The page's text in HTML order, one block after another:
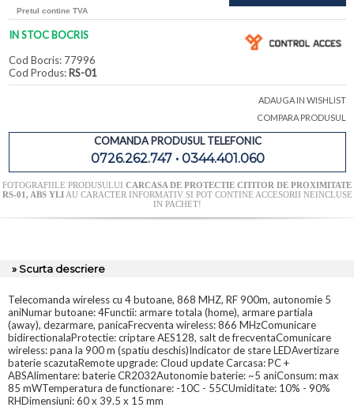
Pretul contine TVA
IN STOC BOCRIS
Cod Bocris: 77996
Cod Produs: RS-01
ADAUGA IN WISHLIST
COMPARA PRODUSUL
COMANDA PRODUSUL TELEFONIC
0726.262.747 • 0344.401.060
FOTOGRAFIILE PRODUSULUI CARCASA DE PROTECTIE CITITOR DE PROXIMITATE
RS-01, ABS YLIAU CARACTER INFORMATIV SI POT CONTINE ACCESORII NEINCLUSE
IN PACHET!
» Scurta descriere
Telecomanda wireless cu 4 butoane, 868 MHZ, RF 900m, autonomie 5
aniNumar butoane: 4Functii: armare totala (home), armare partiala
(away), dezarmare, panicaFrecventa wireless: 866 MHzComunicare
bidirectionalaProtectie: criptare AES128, salt de frecventaComunicare
wireless: pana la 900 m (spatiu deschis)Indicator de stare LEDAvertizare
baterie scazutaRemote upgrade: Cloud update Carcasa: PC +
ABSAlimentare: baterie CR2032Autonomie baterie: ~5 aniConsum: max
85 mWTemperatura de functionare: -10C - 55CUmiditate: 10% - 90%
RHDimensiuni: 60 x 39.5 x 15 mm